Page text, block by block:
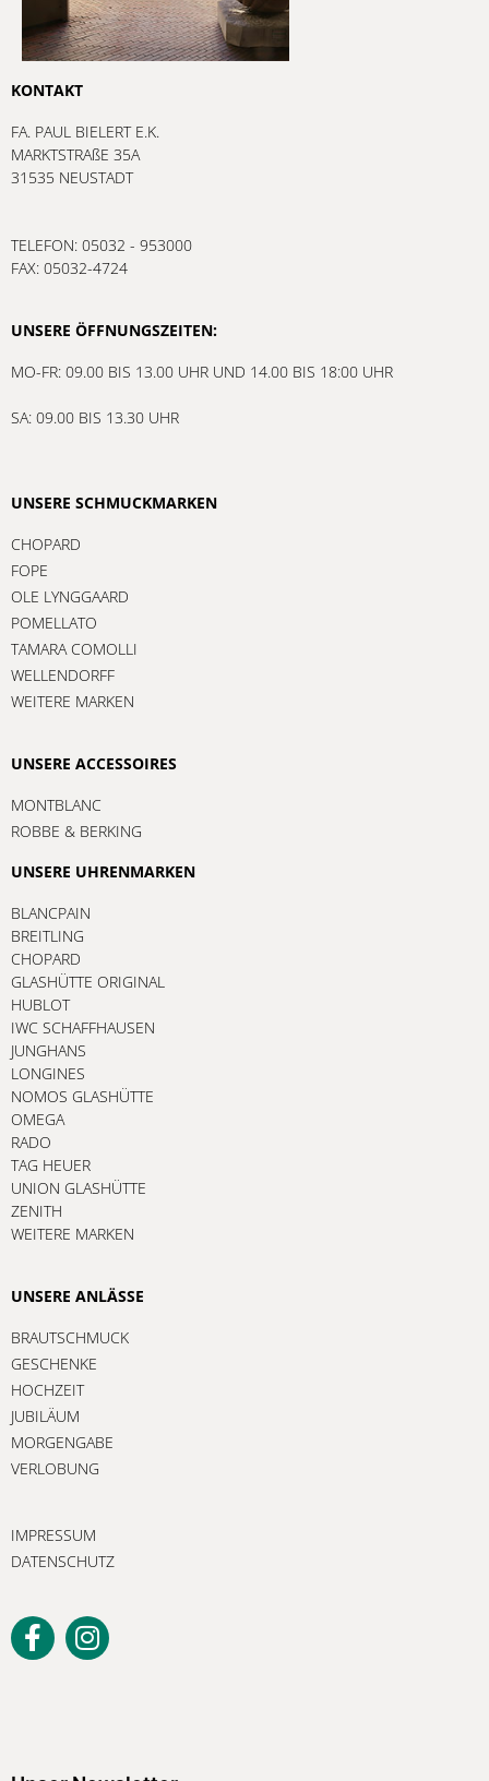
KONTAKT
FA. PAUL BIELERT E.K.
MARKTSTRAßE 35A
31535 NEUSTADT
TELEFON: 05032 - 953000
FAX: 05032-4724
UNSERE ÖFFNUNGSZEITEN:
MO-FR: 09.00 BIS 13.00 UHR UND 14.00 BIS 18:00 UHR
SA: 09.00 BIS 13.30 UHR
UNSERE SCHMUCKMARKEN
CHOPARD
FOPE
OLE LYNGGAARD
POMELLATO
TAMARA COMOLLI
WELLENDORFF
WEITERE MARKEN
UNSERE ACCESSOIRES
MONTBLANC
ROBBE & BERKING
UNSERE UHRENMARKEN
BLANCPAIN
BREITLING
CHOPARD
GLASHÜTTE ORIGINAL
HUBLOT
IWC SCHAFFHAUSEN
JUNGHANS
LONGINES
NOMOS GLASHÜTTE
OMEGA
RADO
TAG HEUER
UNION GLASHÜTTE
ZENITH
WEITERE MARKEN
UNSERE ANLÄSSE
BRAUTSCHMUCK
GESCHENKE
HOCHZEIT
JUBILÄUM
MORGENGABE
VERLOBUNG
IMPRESSUM
DATENSCHUTZ